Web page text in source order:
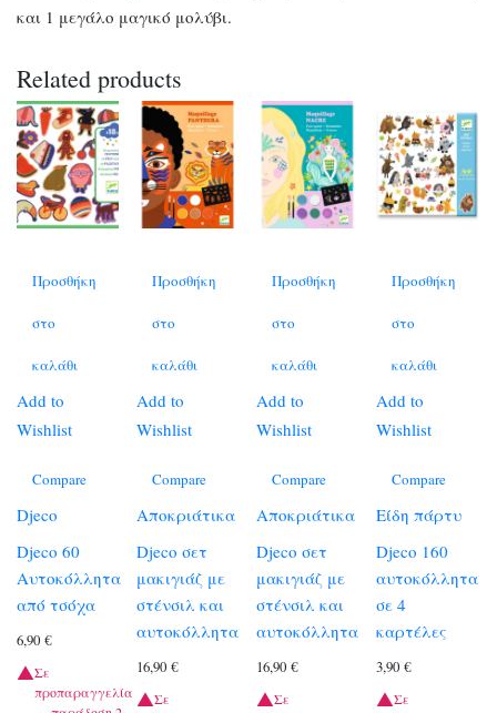
και 1 μεγάλο μαγικό μολύβι.
Related products
Προσθήκη
στο
καλάθι
Add to
Wishlist
Compare
Djeco
Djeco 60
Αυτοκόλλητα
από τσόχα
6,90 €
Σε
προπαραγγελία
Προσθήκη
στο
καλάθι
Add to
Wishlist
Compare
Αποκριάτικα
Djeco σετ
μακιγιάζ με
στένσιλ και
αυτοκόλλητα
16,90€
Σε
Προσθήκη
στο
καλάθι
Add to
Wishlist
Compare
Αποκριάτικα
Djeco σετ
μακιγιάζ με
στένσιλ και
αυτοκόλλητα
16,90€
Σε
Προσθήκη
στο
καλάθι
Add to
Wishlist
Compare
Είδη πάρτυ
Djeco 160
αυτοκόλλητα
σε 4
καρτέλες
3,90€
Σε